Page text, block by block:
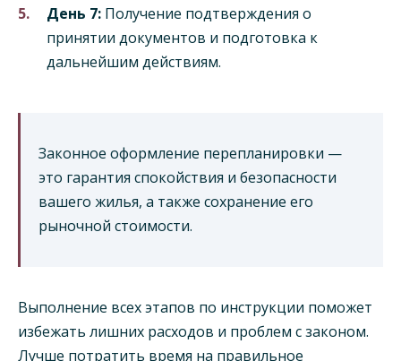
День 7: Получение подтверждения о
принятии документов и подготовка к
дальнейшим действиям.
Законное оформление перепланировки —
это гарантия спокойствия и безопасности
вашего жилья, а также сохранение его
рыночной стоимости.
Выполнение всех этапов по инструкции поможет
избежать лишних расходов и проблем с законом.
Лучше потратить время на правильное